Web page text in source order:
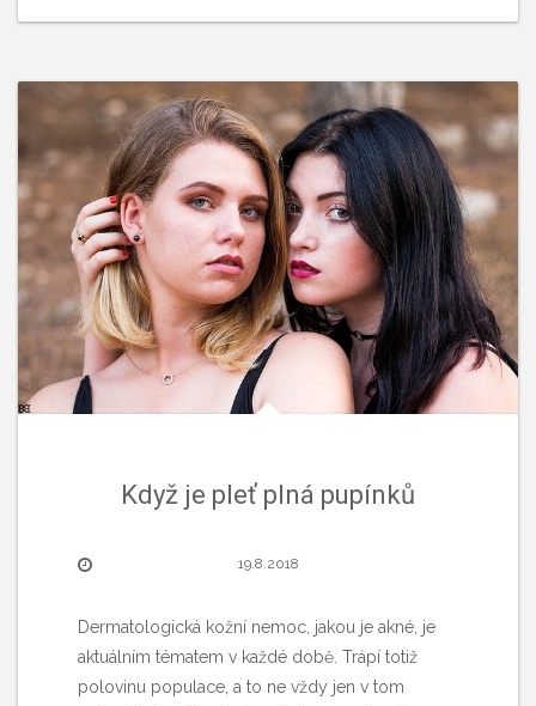
Když je pleť plná pupínků
19.8.2018
Dermatologická kožní nemoc, jakou je akné, je
aktuálním tématem v každé době. Trápí totiž
polovinu populace, a to ne vždy jen v tom